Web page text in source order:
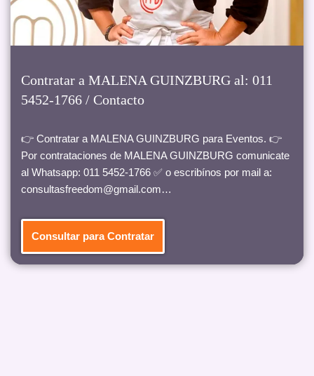
Contratar a MALENA GUINZBURG al: 011
5452-1766 / Contacto
👉 Contratar a MALENA GUINZBURG para Eventos. 👉
Por contrataciones de MALENA GUINZBURG comunicate
al Whatsapp: 011 5452-1766 ✅ o escribínos por mail a:
consultasfreedom@gmail.com…
Consultar para Contratar